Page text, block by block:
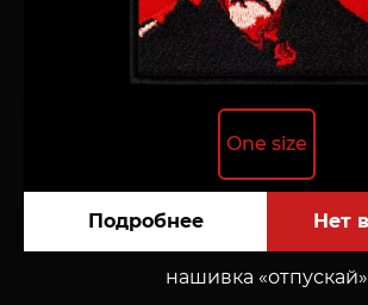
One size
Подробнее
нашивка «отпускай»